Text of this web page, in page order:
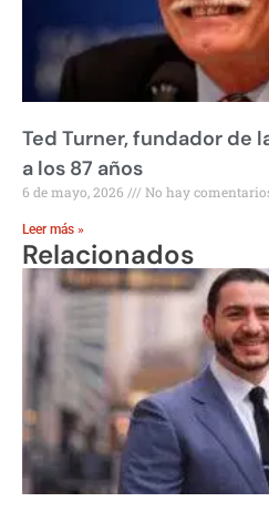
Ted Turner, fundador de
a los 87 años
6 de mayo, 2026 No hay
Leer más »
Relacionados